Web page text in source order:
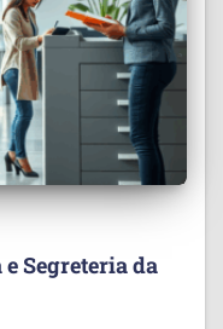
Segreteria da